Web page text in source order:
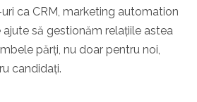
ca CRM, marketing automation
să gestionăm relațiile astea
părți, nu doar pentru noi,
candidați.